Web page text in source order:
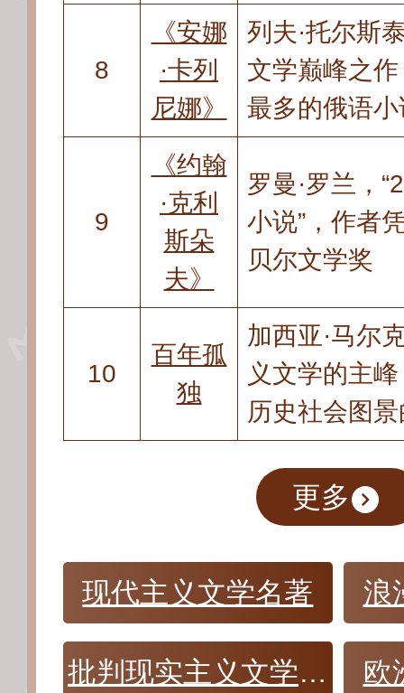
8
《安娜
·卡列
尼娜》
列夫·托尔斯
文学巅峰之作
最多的俄语小
9
《约翰
·克利
斯朵
夫》
罗曼·罗兰 ，
小说” ， 作者
贝尔文学奖
10
百年孤
独
加西亚·马尔
义文学的主峰
历史社会图
更多
现代主义文学名著 浪
批判现实主义文学名著 欧